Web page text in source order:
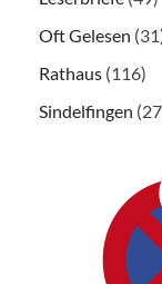
Oft Gelesen
Rathaus (116)
Sindelfingen